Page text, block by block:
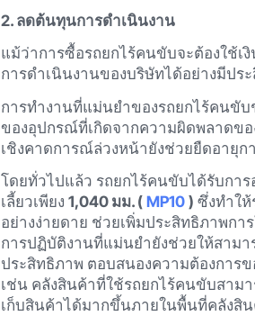
2. ลดต้นทุนการดำเนินงาน
แม้ว่าการซื้อรถยกไร้คนขับจะต้องใช้
การดำเนินงานของบริษัทได้อย่างมีปร
การทำงานที่แม่นยำของรถยกไร้คนขั
ของอุปกรณ์ที่เกิดจากความผิดพลาดข
เชิงคาดการณ์ล่วงหน้ายังช่วยยืดอายุ
โดยทั่วไปแล้ว รถยกไร้คนขับได้รับกา
เลี้ยวเพียง1,040 มม. ( MP10 ) ซึ่งทำใ
อย่างง่ายดาย ช่วยเพิ่มประสิทธิภาพก
การปฏิบัติงานที่แม่นยำยังช่วยให้สาม
ประสิทธิภาพ ตอบสนองความต้องการ
เช่น คลังสินค้าที่ใช้รถยกไร้คนขับสาม
เก็บสินค้าได้มากขึ้นภายในพื้นที่คลังสิ